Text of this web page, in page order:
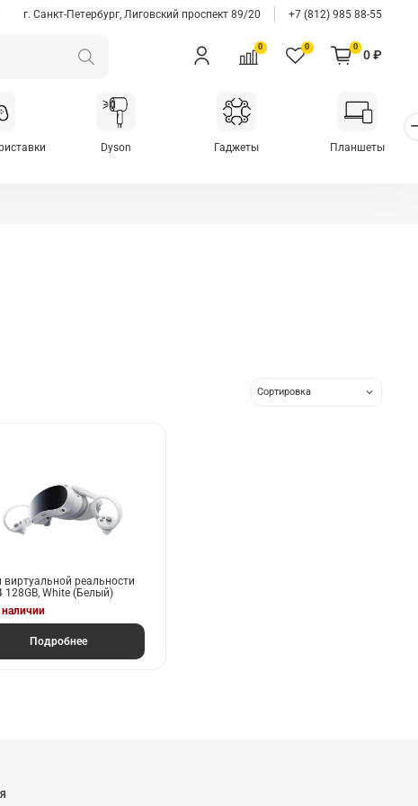
г. Санкт-Петербург, Лиговский проспект 89/20 +7 (812) 985 88-55
0 0 0
0 ₽
Dyson Гаджеты Планшеты
реальности
128GB, White (Белый)
наличии
Подробнее